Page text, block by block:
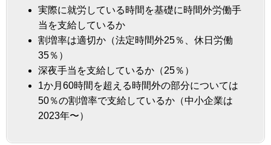
実際に就労している時間を基礎に時間外労働手
当を支給しているか
割増率は適切か（法定時間外25％、休日労働
35％）
深夜手当を支給しているか（25％）
1か月60時間を超える時間外の部分については
50％の割増率で支給しているか（中小企業は
2023年〜）